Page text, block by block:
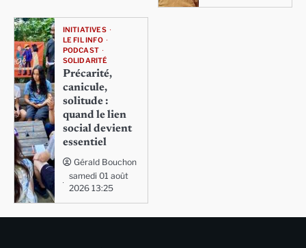
INITIATIVES
LE FIL INFO
PODCAST
SOLIDARITÉ
Précarité,
canicule,
solitude :
quand le lien
social devient
essentiel
Gérald Bouchon
samedi 01 août
2026 13:25